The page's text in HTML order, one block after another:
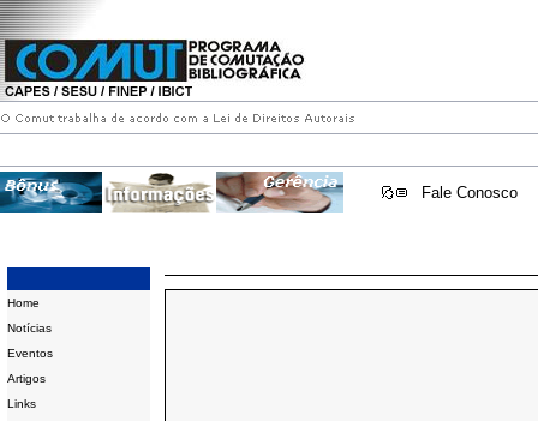
Fale Conosco
Home
Notícias
Eventos
Artigos
Links